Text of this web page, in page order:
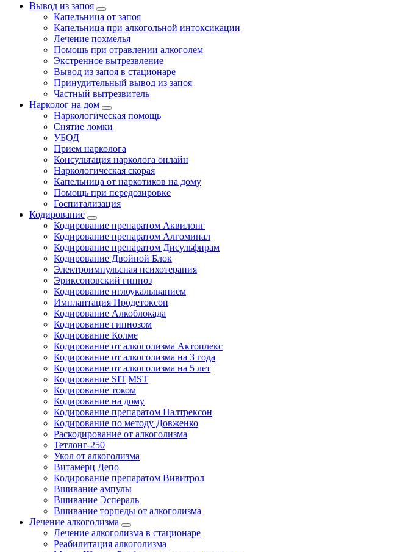
Вывод из запоя
Капельница от запоя
Капельница при алкогольной интоксикации
Лечение похмелья
Помощь при отравлении алкоголем
Экстренное вытрезвление
Вывод из запоя в стационаре
Принудительный вывод из запоя
Частный вытрезвитель
Нарколог на дом
Наркологическая помощь
Снятие ломки
УБОД
Прием нарколога
Консультация нарколога онлайн
Наркологическая скорая
Капельница от наркотиков на дому
Помощь при передозировке
Госпитализация
Кодирование
Кодирование препаратом Аквилонг
Кодирование препаратом Алгоминал
Кодирование препаратом Дисульфирам
Кодирование Двойной Блок
Электроимпульсная психотерапия
Эриксоновский гипноз
Кодирование иглоукалыванием
Имплантация Продетоксон
Кодирование Алкоблокада
Кодирование гипнозом
Кодирование Колме
Кодирование от алкоголизма Актоплекс
Кодирование от алкоголизма на 3 года
Кодирование от алкоголизма на 5 лет
Кодирование SIT|MST
Кодирование током
Кодирование на дому
Кодирование препаратом Налтрексон
Кодирование по методу Довженко
Раскодирование от алкоголизма
Тетлонг-250
Укол от алкоголизма
Витамерц Депо
Кодирование препаратом Вивитрол
Вшивание ампулы
Вшивание Эспераль
Вшивание торпеды от алкоголизма
Лечение алкоголизма
Лечение алкоголизма в стационаре
Реабилитация алкоголизма